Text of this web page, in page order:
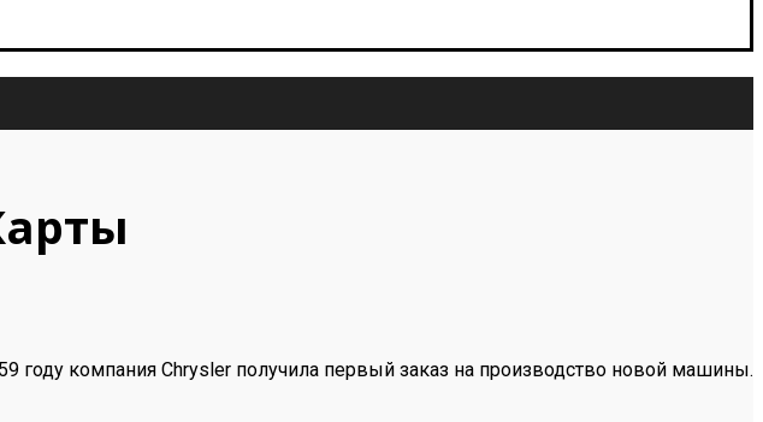
году компания Chrysler получила первый заказ на производство новой машины.